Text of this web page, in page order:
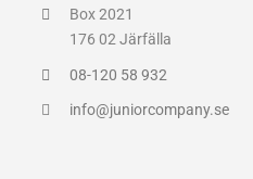
Box 2021
176 02 Järfälla
08-120 58 932
info@juniorcompany.se